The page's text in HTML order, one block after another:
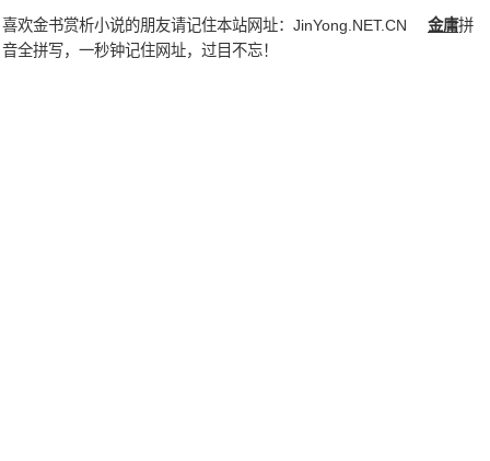
喜欢金书赏析小说的朋友请记住本站网址： JinYong.NET.CN 金庸拼
音全拼写，一秒钟记住网址，过目不忘！